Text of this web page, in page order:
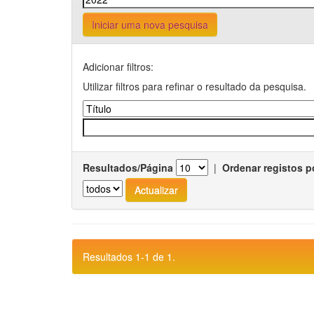
Iniciar uma nova pesquisa
Adicionar filtros:
Utilizar filtros para refinar o resultado da pesquisa.
Resultados/Página | Ordenar registos
Resultados 1-1 de 1.